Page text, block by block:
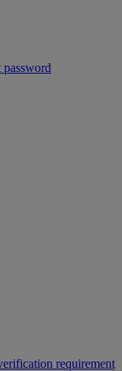
requirement